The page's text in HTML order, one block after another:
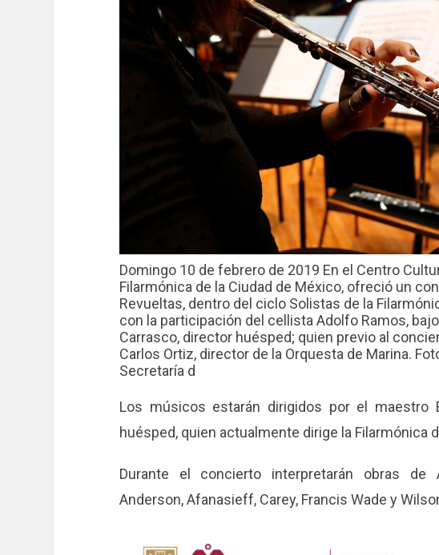
Domingo 10 de febrero de 2019 En el Centro
Filarmónica de la Ciudad de México, ofreció un
Revueltas, dentro del ciclo Solistas de la
con la participación del cellista Adolfo Ramos,
Carrasco, director huésped; quien previo al
Carlos Ortiz, director de la Orquesta de Marina.
Secretaría d
Los músicos estarán dirigidos por el maestro
huésped, quien actualmente dirige la Filarmónica
Durante el concierto interpretarán obras de
Anderson, Afanasieff, Carey, Francis Wade y